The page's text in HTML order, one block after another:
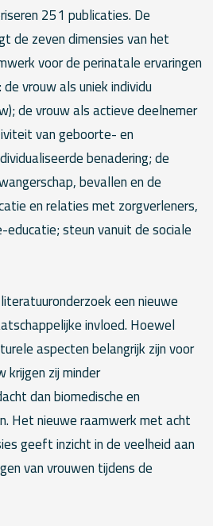
251 publicaties. De
de zeven dimensies van het
voor de perinatale ervaringen
vrouw als uniek individu
de vrouw als actieve deelnemer
van geboorte- en
benadering; de
bevallen en de
en relaties met zorgverleners,
steun vanuit de sociale
een nieuwe
invloed. Hoewel
aspecten belangrijk zijn voor
krijgen zij minder
dan biomedische en
Het nieuwe raamwerk met acht
geeft inzicht in de veelheid aan
van vrouwen tijdens de